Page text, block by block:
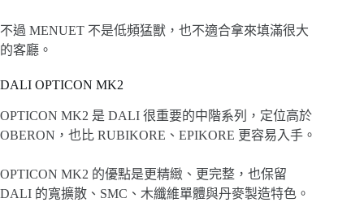
不過 MENUET 不是低頻猛獸，也不適合拿來填滿很大
的客廳。
DALI OPTICON MK2
OPTICON MK2 是 DALI 很重要的中階系列，定位高於
OBERON，也比 RUBIKORE、EPIKORE 更容易入手。
OPTICON MK2 的優點是更精緻、更完整，也保留
DALI 的寬擴散、SMC、木纖維單體與丹麥製造特色。